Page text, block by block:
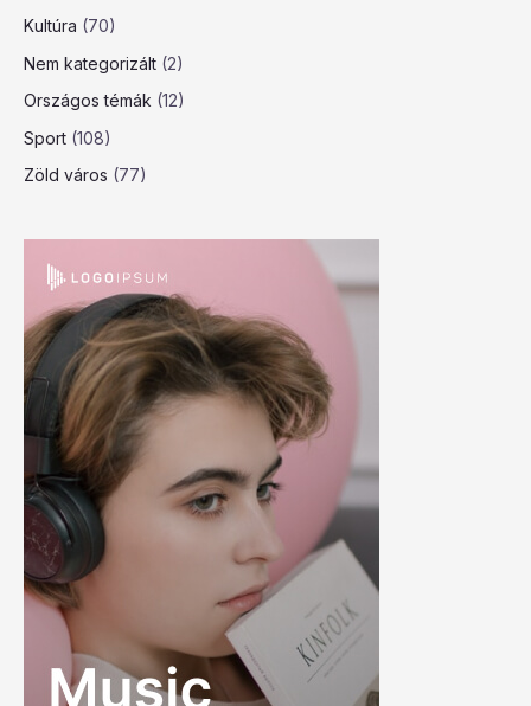
Kultúra (70)
Nem kategorizált (2)
Országos témák (12)
Sport (108)
Zöld város (77)